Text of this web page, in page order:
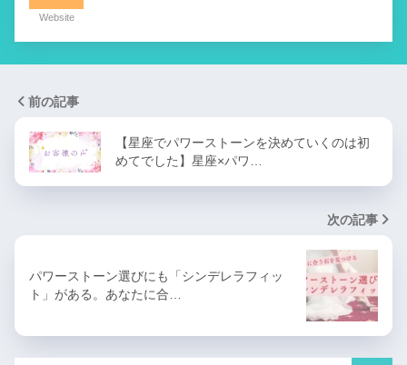
Website
前の記事
【星座でパワーストーンを決めていくのは初
めてでした】星座×パワ…
次の記事
パワーストーン選びにも「シンデレラフィッ
ト」がある。あなたに合…